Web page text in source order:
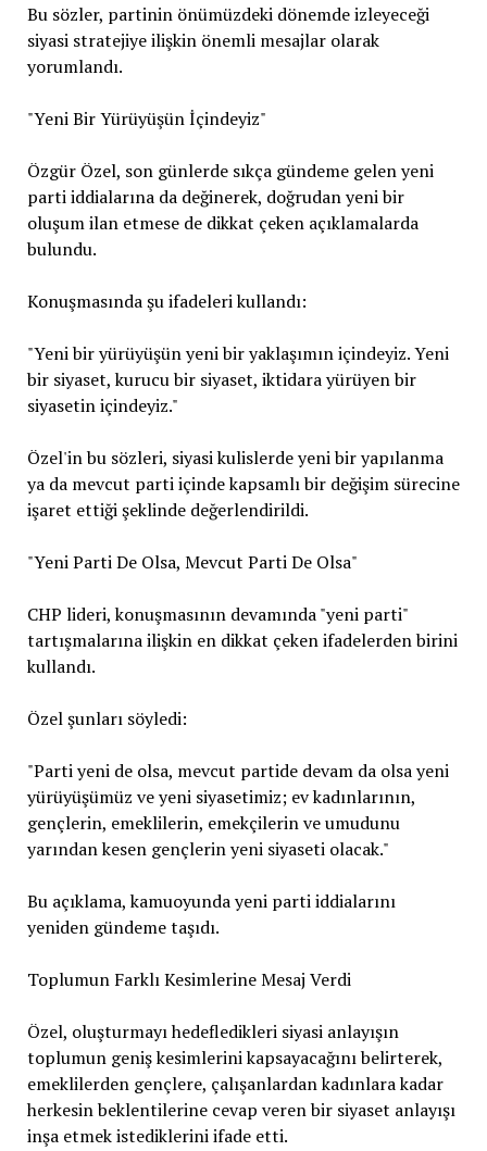
Bu sözler, partinin önümüzdeki dönemde izleyeceği
siyasi stratejiye ilişkin önemli mesajlar olarak
yorumlandı.
"Yeni Bir Yürüyüşün İçindeyiz"
Özgür Özel, son günlerde sıkça gündeme gelen yeni
parti iddialarına da değinerek, doğrudan yeni bir
oluşum ilan etmese de dikkat çeken açıklamalarda
bulundu.
Konuşmasında şu ifadeleri kullandı:
"Yeni bir yürüyüşün yeni bir yaklaşımın içindeyiz. Yeni
bir siyaset, kurucu bir siyaset, iktidara yürüyen bir
siyasetin içindeyiz."
Özel'in bu sözleri, siyasi kulislerde yeni bir yapılanma
ya da mevcut parti içinde kapsamlı bir değişim sürecine
işaret ettiği şeklinde değerlendirildi.
"Yeni Parti De Olsa, Mevcut Parti De Olsa"
CHP lideri, konuşmasının devamında "yeni parti"
tartışmalarına ilişkin en dikkat çeken ifadelerden birini
kullandı.
Özel şunları söyledi:
"Parti yeni de olsa, mevcut partide devam da olsa yeni
yürüyüşümüz ve yeni siyasetimiz; ev kadınlarının,
gençlerin, emeklilerin, emekçilerin ve umudunu
yarından kesen gençlerin yeni siyaseti olacak."
Bu açıklama, kamuoyunda yeni parti iddialarını
yeniden gündeme taşıdı.
Toplumun Farklı Kesimlerine Mesaj Verdi
Özel, oluşturmayı hedefledikleri siyasi anlayışın
toplumun geniş kesimlerini kapsayacağını belirterek,
emeklilerden gençlere, çalışanlardan kadınlara kadar
herkesin beklentilerine cevap veren bir siyaset anlayışı
inşa etmek istediklerini ifade etti.